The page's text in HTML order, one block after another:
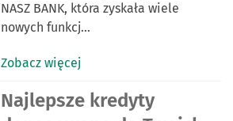
NASZ BANK, która zyskała wiele
nowych funkcj…
Zobacz więcej
DATA PUBLIKACJI:
Najlepsze kredyty